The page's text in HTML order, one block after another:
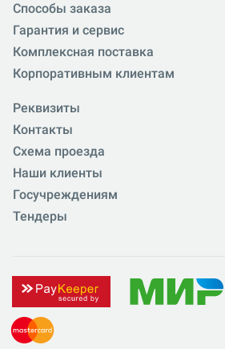
Способы заказа
Гарантия и сервис
Комплексная поставка
Корпоративным клиентам
Реквизиты
Контакты
Схема проезда
Наши клиенты
Госучреждениям
Тендеры